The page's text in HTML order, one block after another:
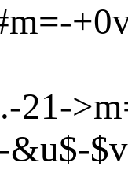
=-
.-21->m
-&u$-$v